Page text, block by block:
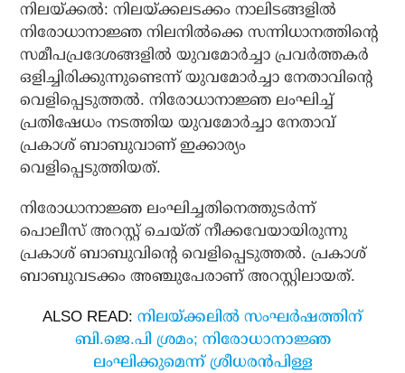
നിലയ്ക്കല്‍: നിലയ്ക്കലടക്കം നാലിടങ്ങളില്‍
നിരോധാനാജ്ഞ നിലനില്‍ക്കെ സന്നിധാനത്തിന്റെ
സമീപപ്രദേശങ്ങളില്‍ യുവമോര്‍ച്ചാ പ്രവര്‍ത്തകര്‍
ഒളിച്ചിരിക്കുന്നുണ്ടെന്ന് യുവമോര്‍ച്ചാ നേതാവിന്റെ
വെളിപ്പെടുത്തല്‍. നിരോധാനാജ്ഞ ലംഘിച്ച്
പ്രതിഷേധം നടത്തിയ യുവമോര്‍ച്ചാ നേതാവ്
പ്രകാശ് ബാബുവാണ് ഇക്കാര്യം
വെളിപ്പെടുത്തിയത്.
നിരോധാനാജ്ഞ ലംഘിച്ചതിനെത്തുടര്‍ന്ന്
പൊലീസ് അറസ്റ്റ് ചെയ്ത് നീക്കവേയായിരുന്നു
പ്രകാശ് ബാബുവിന്റെ വെളിപ്പെടുത്തല്‍. പ്രകാശ്
ബാബുവടക്കം അഞ്ചുപേരാണ് അറസ്റ്റിലായത്.
ALSO READ: നിലയ്ക്കലില്‍ സംഘര്‍ഷത്തിന്
ബി.ജെ.പി ശ്രമം; നിരോധാനാജ്ഞ
ലംഘിക്കുമെന്ന് ശ്രീധരന്‍പിള്ള